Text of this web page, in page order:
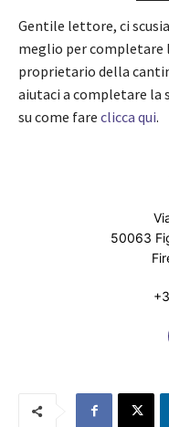
Gentile lettore, ci
meglio per completare
proprietario della
aiutaci a completare la
su come fare clicca qui.
50063